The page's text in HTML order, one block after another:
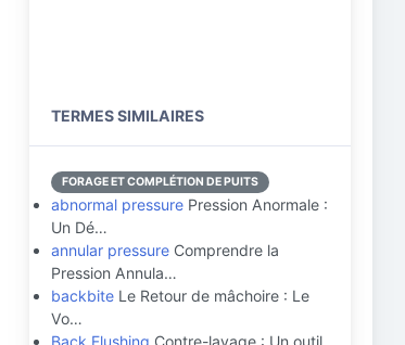
TERMES SIMILAIRES
FORAGE ET COMPLÉTION DE PUITS
abnormal pressure Pression Anormale :
Un Dé…
annular pressure Comprendre la
Pression Annula…
backbite Le Retour de mâchoire : Le
Vo…
Back Flushing Contre-lavage : Un outil